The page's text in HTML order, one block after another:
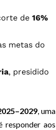
de 16%
metas do
, presidido
, uma
responder aos